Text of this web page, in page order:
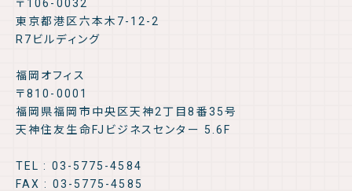
〒106-0032
東京都港区六本木7-12-2
R7ビルディング
福岡オフィス
〒810-0001
福岡県福岡市中央区天神2丁目8番35号
天神住友生命FJビジネスセンター 5.6F
TEL : 03-5775-4584
FAX : 03-5775-4585